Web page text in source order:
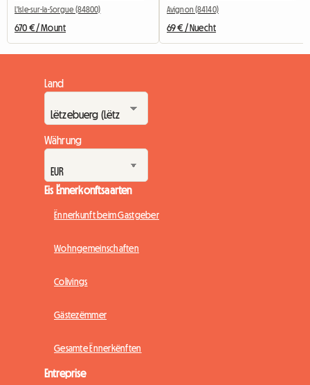
L'Isle-sur-la-Sorgue (84800)
670 € / Mount
Avignon (84140)
69 € / Nuecht
Land
Währung
Eis Ënnerkonftsaarten
Ënnerkunft beim Gastgeber
Wohngemeinschaften
Colivings
Gästezëmmer
Gesamte Ënnerkënften
Entreprise